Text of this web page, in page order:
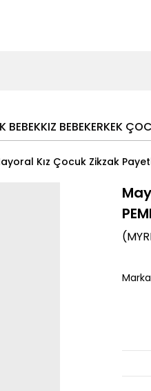
BEBEKKIZ BEBEKERKEK
Kız Çocuk Zikzak
Marka